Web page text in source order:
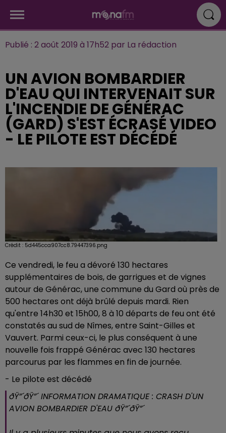
Publié : 2 août 2019 à 17h52 par La rédaction
UN AVION BOMBARDIER
D'EAU QUI INTERVENAIT SUR
L'INCENDIE DE GÉNÉRAC
(GARD) S'EST ÉCRASÉ VIDEO
- LE PILOTE EST DÉCÉDÉ
Crédit : 5d445cca907cc8.79447396.png
Ce vendredi, le feu a dévoré 130 hectares
supplémentaires de bois, de garrigues et de vignes
autour de Générac, une commune du Gard où près de
500 hectares ont déjà brûlé depuis mardi. Rien
qu'entre 14h30 et 15h00, 8 à 10 départs de feu ont été
constatés au sud de Nîmes, entre Saint-Gilles et
Vauvert. Parmi ceux-ci, le plus conséquent à une
nouvelle fois frappé Générac avec 130 hectares
parcourus par les flammes en fin de journée.
- Le pilote est décédé
ðŸ”´ðŸ”´ INFORMATION DRAMATIQUE : CRASH D'UN
AVION BOMBARDIER D'EAU ðŸ”´ðŸ”´